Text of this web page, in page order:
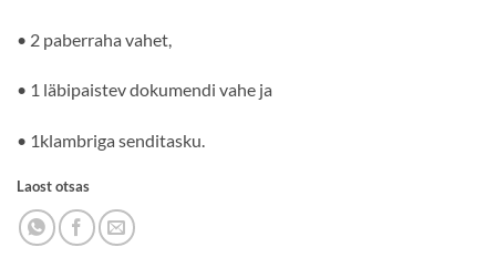
• 2 paberraha vahet,
• 1 läbipaistev dokumendi vahe ja
• 1klambriga senditasku.
Laost otsas